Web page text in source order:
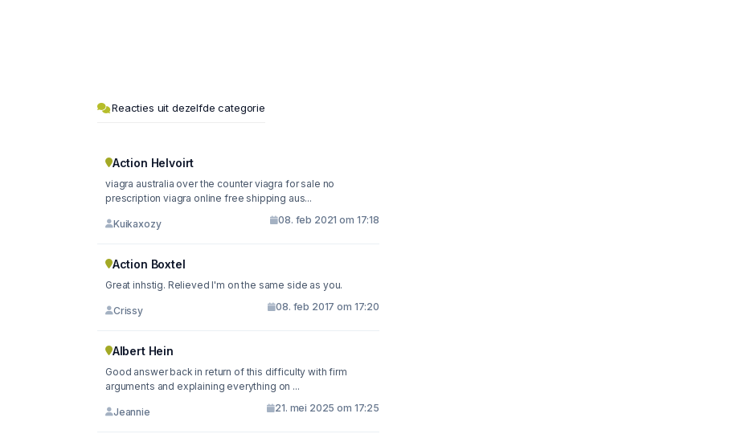
Reacties uit dezelfde categorie
Action Helvoirt
viagra australia over the counter viagra for sale no
prescription viagra online free shipping aus...
Kuikaxozy 08. feb 2021 om 17:18
Action Boxtel
Great inhstig. Relieved I'm on the same side as you.
Crissy 08. feb 2017 om 17:20
Albert Hein
Good answer back in return of this difficulty with firm
arguments and explaining everything on ...
Jeannie 21. mei 2025 om 17:25